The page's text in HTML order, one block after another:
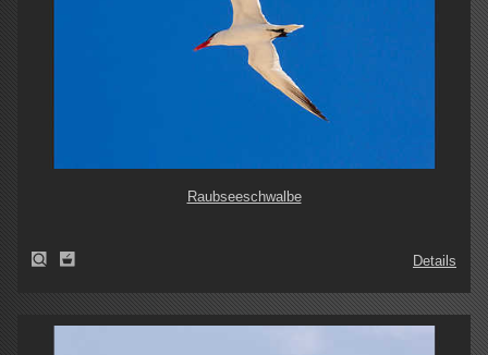
Raubseeschwalbe
Details